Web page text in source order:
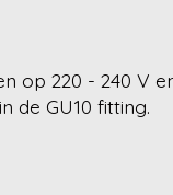
op 220 - 240 V
de GU10 fitting.